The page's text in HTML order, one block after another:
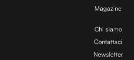
Magazine
Chi siamo
Contattaci
Newsletter